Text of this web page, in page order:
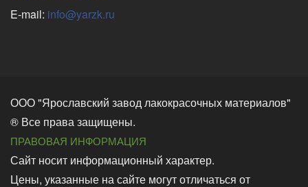
E-mail: info@yarzk.ru
ООО "Ярославский завод лакокрасочных материалов"
® Все права защищены.
ПРАВОВАЯ ИНФОРМАЦИЯ
Сайт носит информационный характер.
Цены, указанные на сайте могут отличаться от